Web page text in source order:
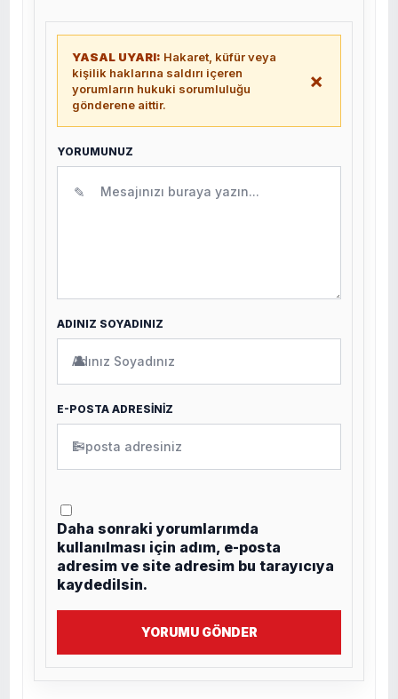
YASAL UYARI: Hakaret, küfür veya
kişilik haklarına saldırı içeren
yorumların hukuki sorumluluğu
gönderene aittir.
×
YORUMUNUZ
✎
ADINIZ SOYADINIZ
👤
E-POSTA ADRESİNİZ
✉
Daha sonraki yorumlarımda
kullanılması için adım, e-posta
adresim ve site adresim bu tarayıcıya
kaydedilsin.
YORUMU GÖNDER